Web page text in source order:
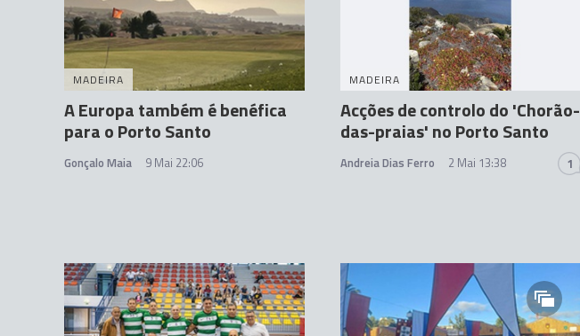
MADEIRA
A Europa também é benéfica
para o Porto Santo
Gonçalo Maia 9 Mai 22:06
MADEIRA
Acções de controlo do 'Chorão-
das-praias' no Porto Santo
Andreia Dias Ferro 2 Mai 13:38 1